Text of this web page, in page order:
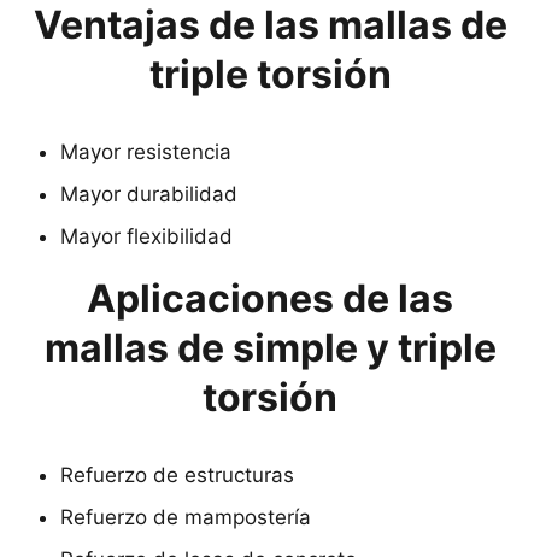
Ventajas de las mallas de
triple torsión
Mayor resistencia
Mayor durabilidad
Mayor flexibilidad
Aplicaciones de las
mallas de simple y triple
torsión
Refuerzo de estructuras
Refuerzo de mampostería